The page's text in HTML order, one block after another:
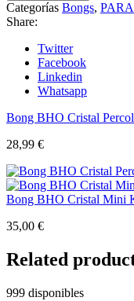
Categorías Bongs,
Share:
Twitter
Facebook
Linkedin
Whatsapp
Bong BHO Cristal
28,99 €
Bong BHO Cristal Mini
35,00 €
Related
999 disponibles